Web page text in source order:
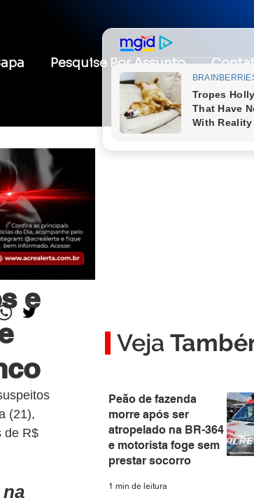
Pesquise Por Assunto
e
(21),
de R$
Peão de fazenda
morre após ser
atropelado na BR-364
e motorista foge sem
prestar socorro
1 min de leitura
Veja